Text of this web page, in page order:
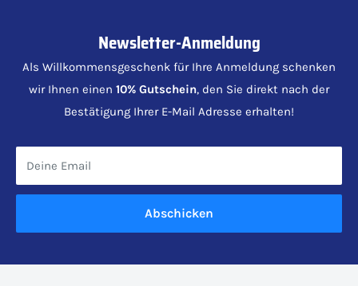
Newsletter-Anmeldung
Als Willkommensgeschenk für Ihre Anmeldung schenken
wir Ihnen einen 10% Gutschein, den Sie direkt nach der
Bestätigung Ihrer E-Mail Adresse erhalten!
Deine Email
Abschicken